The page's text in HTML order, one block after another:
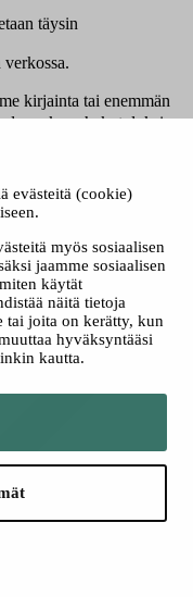
evästeitä (cookie)
myös sosiaalisen
jaamme sosiaalisen
käytät
näitä tietoja
joita on kerätty, kun
hyväksyntääsi
kautta.
täysin
kirjainta tai enemmän
hakutuloksia
koskettamalla tai